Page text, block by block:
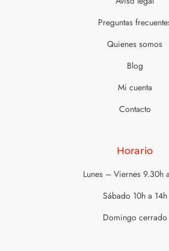
Preguntas
Quienes somos
Blog
Mi cuenta
Contacto
Horario
Lunes – Viernes 9.30h
Sábado 10h a 14h
Domingo cerrado